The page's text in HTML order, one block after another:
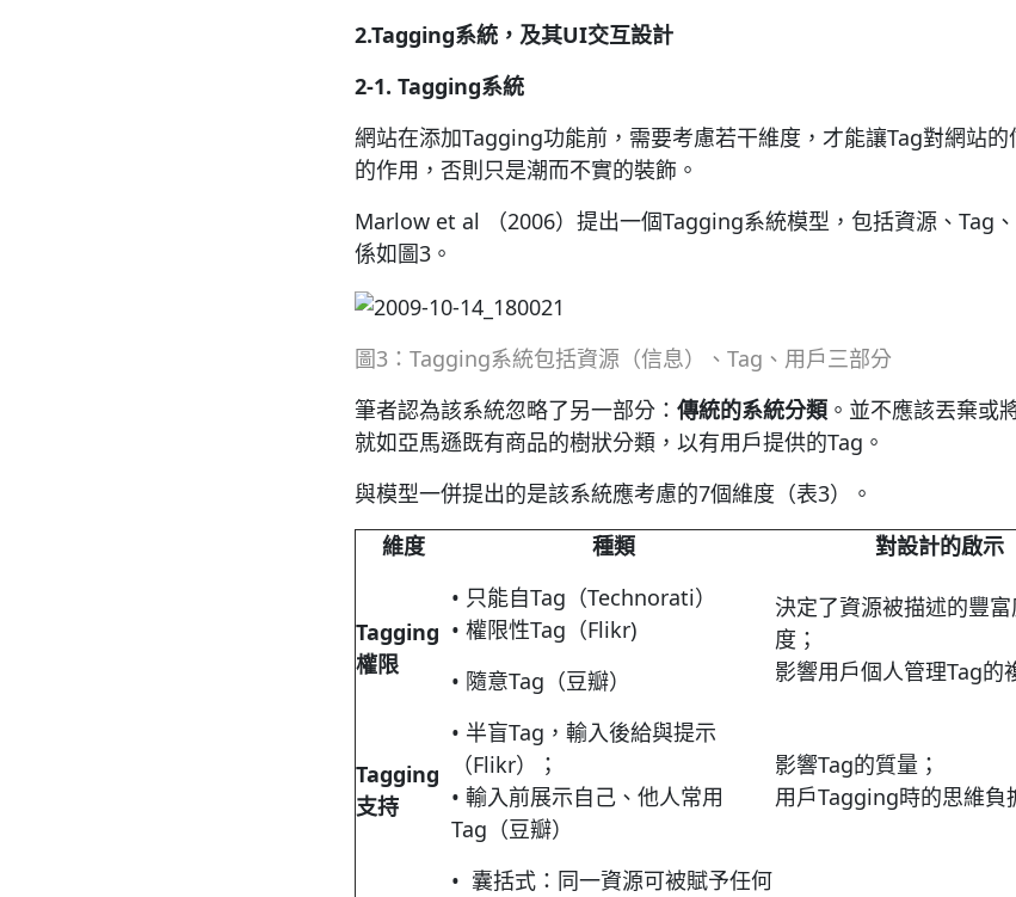
2.Tagging系統，及其UI交互設計
2-1. Tagging系統
網站在添加Tagging功能前，需要考慮若干維度，才能讓Tag對網站
的作用，否則只是潮而不實的裝飾。
Marlow et al （2006）提出一個Tagging系統模型，包括資源、Tag
係如圖3。
圖3：Tagging系統包括資源（信息）、Tag、用戶三部分
筆者認為該系統忽略了另一部分： 傳統的系統分類 。並不應該丟棄或
就如亞馬遜既有商品的樹狀分類，以有用戶提供的Tag。
與模型一併提出的是該系統應考慮的7個維度（表3）。
維度
種類 對設計的啟示
Tagging
權限
• 只能自Tag（Technorati）
• 權限性Tag（Flikr)
• 隨意Tag（豆瓣）
決定了資源被描述的豐
度；
影響用戶個人管理Tag的
Tagging
支持
• 半盲Tag，輸入後給與提示
（Flikr）；
• 輸入前展示自己、他人常用
Tag（豆瓣）
影響Tag的質量；
用戶Tagging時的思維負
• 囊括式：同一資源可被賦予任何